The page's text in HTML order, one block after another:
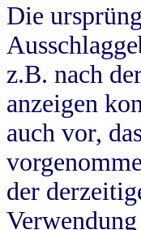
Die
z.B. nach
anzeigen
auch vor,
der